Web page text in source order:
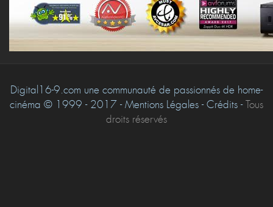
Digital16-9.com une communauté de passionnés de home-
cinéma © 1999 - 2017 - Mentions Légales - Crédits -Tous
droits réservés